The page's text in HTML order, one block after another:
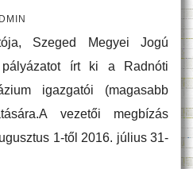
Szeged Megyei Jogú
pályázatot írt ki a Radnóti
igazgatói (magasabb
vezetői megbízás
1-től 2016. július 31-